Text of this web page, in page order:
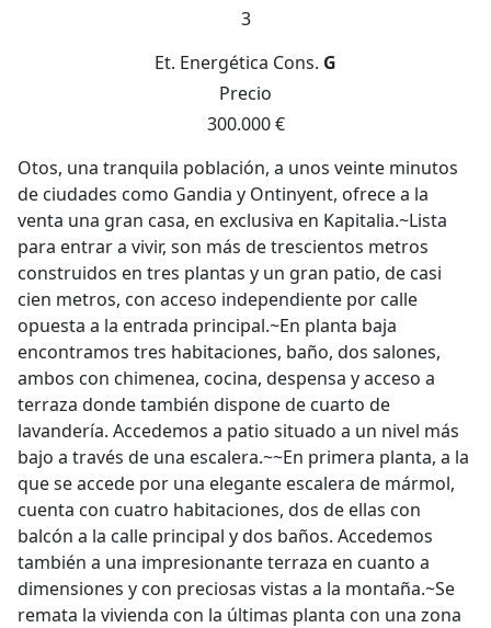
3
Et. Energética Cons. G
Precio
300.000 €
Otos, una tranquila población, a unos veinte minutos
de ciudades como Gandia y Ontinyent, ofrece a la
venta una gran casa, en exclusiva en Kapitalia.~Lista
para entrar a vivir, son más de trescientos metros
construidos en tres plantas y un gran patio, de casi
cien metros, con acceso independiente por calle
opuesta a la entrada principal.~En planta baja
encontramos tres habitaciones, baño, dos salones,
ambos con chimenea, cocina, despensa y acceso a
terraza donde también dispone de cuarto de
lavandería. Accedemos a patio situado a un nivel más
bajo a través de una escalera.~~En primera planta, a la
que se accede por una elegante escalera de mármol,
cuenta con cuatro habitaciones, dos de ellas con
balcón a la calle principal y dos baños. Accedemos
también a una impresionante terraza en cuanto a
dimensiones y con preciosas vistas a la montaña.~Se
remata la vivienda con la últimas planta con una zona